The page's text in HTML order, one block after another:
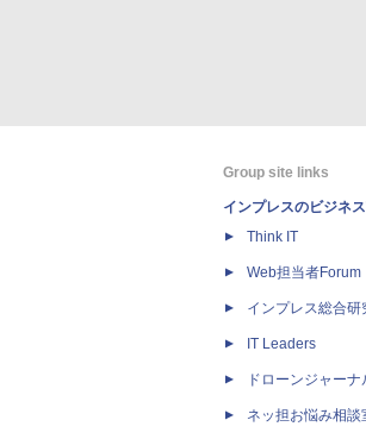
Group site links
インプレスのビジネ
Think IT
Web担当者Forum
インプレス総合研
IT Leaders
ドローンジャーナ
ネッ担お悩み相談